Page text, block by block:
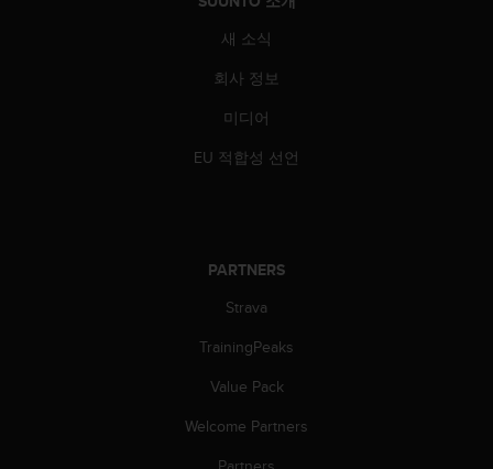
새 소식
회사 정보
미디어
EU 적합성 선언
PARTNERS
Strava
TrainingPeaks
Value Pack
Welcome Partners